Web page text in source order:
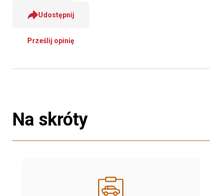
Udostępnij
Prześlij opinię
Na skróty